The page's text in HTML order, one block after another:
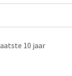
10 jaar